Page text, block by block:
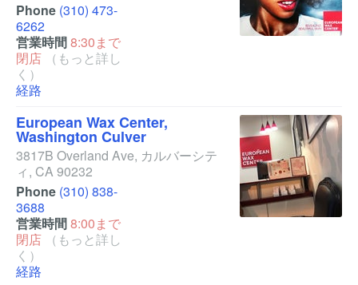
Phone (310) 473-
6262
営業時間8:30まで
閉店
（もっと詳し
く）
経路
European Wax Center,
Washington Culver
3817B Overland Ave, カルバーシテ
ィ, CA90232
Phone (310) 838-
3688
営業時間8:00まで
閉店
（もっと詳し
く）
経路